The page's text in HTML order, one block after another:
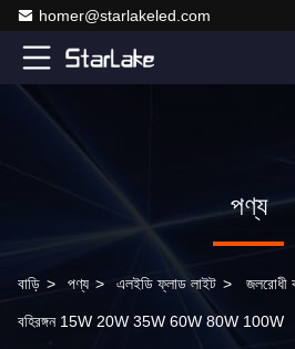
homer@starlakeled.com
পণ্য
বাড়ি > পণ্য > এলইডি ফ্লাড লাইট > জলরোধী
বহিরঙ্গন 15W 20W 35W 60W 80W 100W